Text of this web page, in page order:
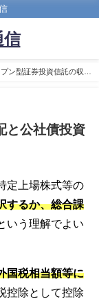
信
ン型証券投資信託の収益
と公社債投資
定上場株式等の
するか、総合課
いう理解でよい
国税相当額等に
控除として控除